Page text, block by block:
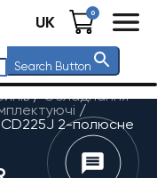
UK 0
Search Button
/Обладнання
/
2-полюсне